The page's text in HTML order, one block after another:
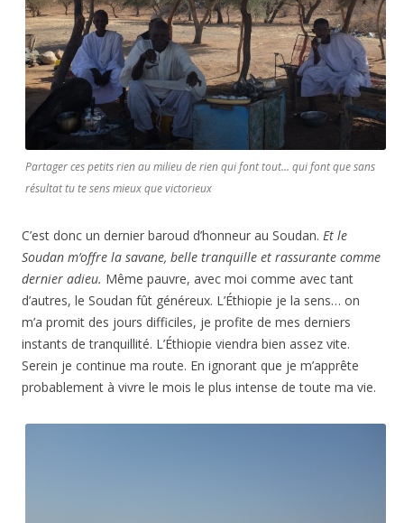
Partager ces petits rien au milieu de rien qui font tout… qui font que sans
résultat tu te sens mieux que victorieux
C’est donc un dernier baroud d’honneur au Soudan. Et le
Soudan m’offre la savane, belle tranquille et rassurante comme
dernier adieu. Même pauvre, avec moi comme avec tant
d’autres, le Soudan fût généreux. L’Éthiopie je la sens… on
m’a promit des jours difficiles, je profite de mes derniers
instants de tranquillité. L’Éthiopie viendra bien assez vite.
Serein je continue ma route. En ignorant que je m’apprête
probablement à vivre le mois le plus intense de toute ma vie.